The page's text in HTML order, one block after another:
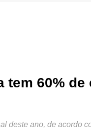
60%
deste ano, de acordo